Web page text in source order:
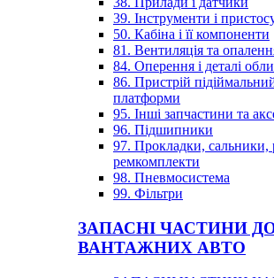
39. Інструменти і
50. Кабіна і її компоненти
81. Вентиляція та
84. Оперення і деталі
86. Пристрій
платформи
95. Інші запчастини та
96. Підшипники
97. Прокладки, сальники,
ремкомплекти
98. Пневмосистема
99. Фільтри
ЗАПАСНІ ЧАСТИНИ
ВАНТАЖНИХ АВТО